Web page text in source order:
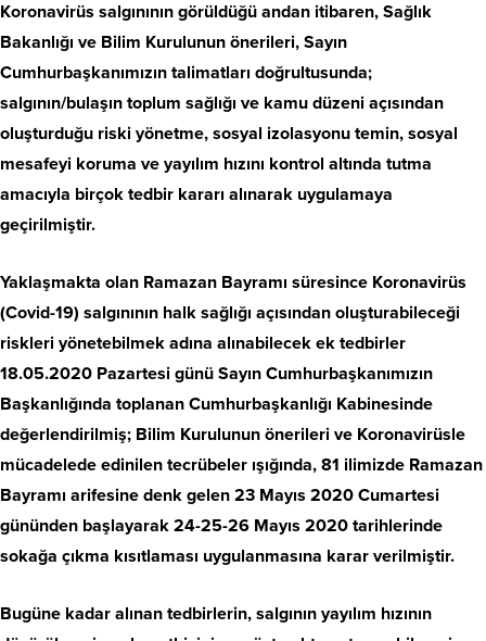
Koronavirüs salgınının görüldüğü andan itibaren, Sağlık
Bakanlığı ve Bilim Kurulunun önerileri, Sayın
Cumhurbaşkanımızın talimatları doğrultusunda;
salgının/bulaşın toplum sağlığı ve kamu düzeni açısından
oluşturduğu riski yönetme, sosyal izolasyonu temin, sosyal
mesafeyi koruma ve yayılım hızını kontrol altında tutma
amacıyla birçok tedbir kararı alınarak uygulamaya
geçirilmiştir.
Yaklaşmakta olan Ramazan Bayramı süresince Koronavirüs
(Covid-19) salgınının halk sağlığı açısından oluşturabileceği
riskleri yönetebilmek adına alınabilecek ek tedbirler
18.05.2020 Pazartesi günü Sayın Cumhurbaşkanımızın
Başkanlığında toplanan Cumhurbaşkanlığı Kabinesinde
değerlendirilmiş; Bilim Kurulunun önerileri ve Koronavirüsle
mücadelede edinilen tecrübeler ışığında, 81 ilimizde Ramazan
Bayramı arifesine denk gelen 23 Mayıs 2020 Cumartesi
gününden başlayarak 24-25-26 Mayıs 2020 tarihlerinde
sokağa çıkma kısıtlaması uygulanmasına karar verilmiştir.
Bugüne kadar alınan tedbirlerin, salgının yayılım hızının